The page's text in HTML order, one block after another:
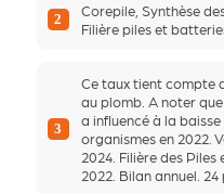
2
Corepile, Synthèse
Filière piles et
3
Ce taux tient compte
au plomb. A noter
a influencé à la
organismes en 2022.
2024. Filière des
2022. Bilan annuel. 24